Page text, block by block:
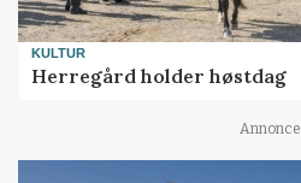
KULTUR
Herregård holder høstdag
Annonce